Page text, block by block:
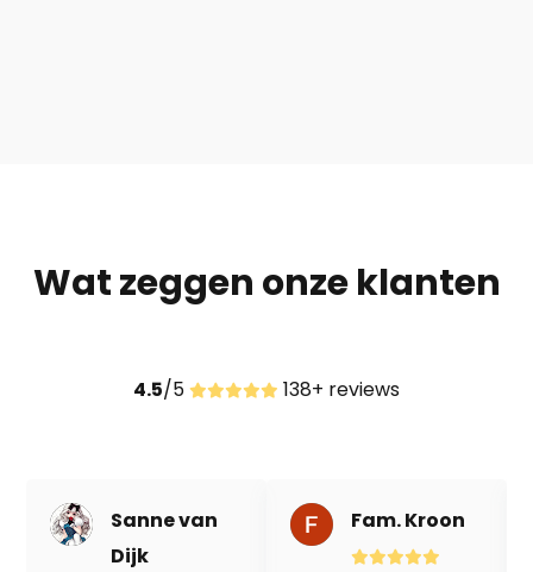
Wat zeggen onze klanten
4.5/5 138+ reviews
Sanne van
Dijk
Fam. Kroon